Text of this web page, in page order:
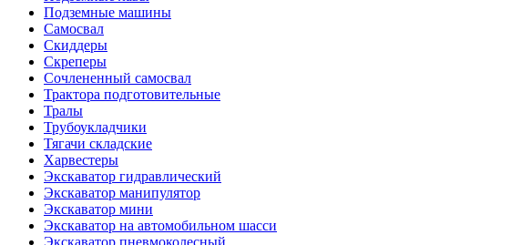
Подземные машины
Самосвал
Скиддеры
Скреперы
Сочлененный самосвал
Трактора подготовительные
Тралы
Трубоукладчики
Тягачи складские
Харвестеры
Экскаватор гидравлический
Экскаватор манипулятор
Экскаватор мини
Экскаватор на автомобильном шасси
Экскаватор пневмоколесный